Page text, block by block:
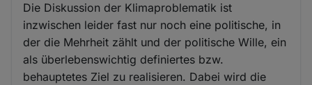
Die Diskussion der Klimaproblematik ist
inzwischen leider fast nur noch eine politische, in
der die Mehrheit zählt und der politische Wille, ein
als überlebenswichtig definiertes bzw.
behauptetes Ziel zu realisieren. Dabei wird die